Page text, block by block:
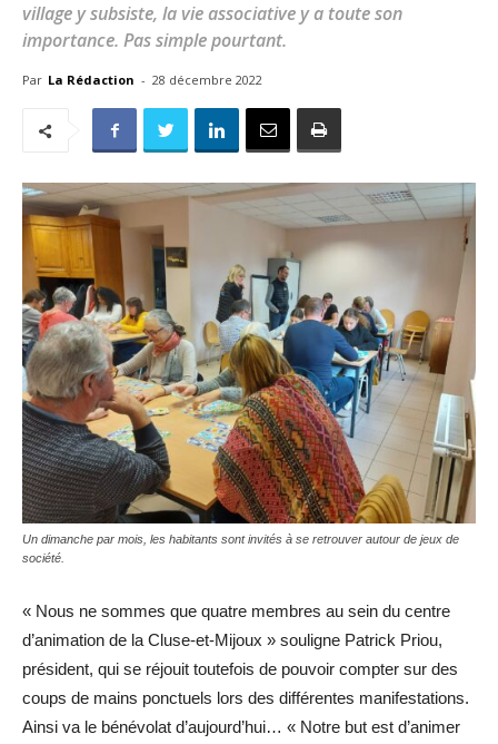
village y subsiste, la vie associative y a toute son
importance. Pas simple pourtant.
Par La Rédaction - 28 décembre 2022
Un dimanche par mois, les habitants sont invités à se retrouver autour de jeux de
société.
« Nous ne sommes que quatre membres au sein du centre
d’animation de la Cluse-et-Mijoux » souligne Patrick Priou,
président, qui se réjouit toutefois de pouvoir compter sur des
coups de mains ponctuels lors des différentes manifestations.
Ainsi va le bénévolat d’aujourd’hui… « Notre but est d’animer